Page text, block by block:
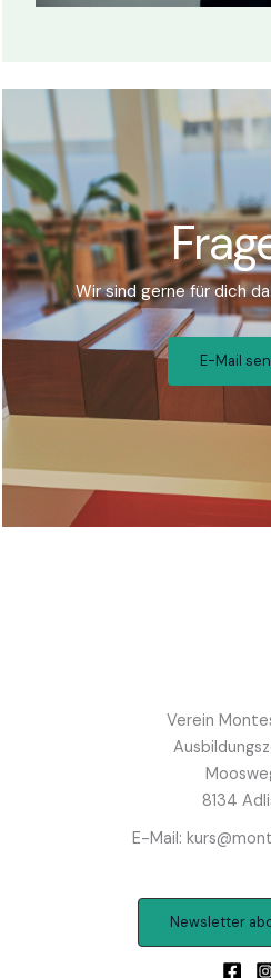
Wir sind gerne für dich
E-Mail
Verein
8134
E-Mail:
Newsletter